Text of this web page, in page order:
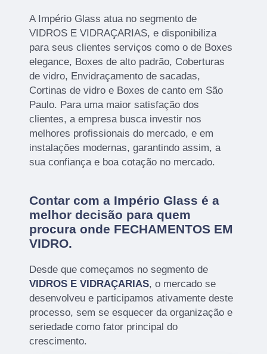
A Império Glass atua no segmento de
VIDROS E VIDRAÇARIAS, e disponibiliza
para seus clientes serviços como o de Boxes
elegance, Boxes de alto padrão, Coberturas
de vidro, Envidraçamento de sacadas,
Cortinas de vidro e Boxes de canto em São
Paulo. Para uma maior satisfação dos
clientes, a empresa busca investir nos
melhores profissionais do mercado, e em
instalações modernas, garantindo assim, a
sua confiança e boa cotação no mercado.
Contar com a Império Glass é a
melhor decisão para quem
procura onde FECHAMENTOS EM
VIDRO.
Desde que começamos no segmento de
VIDROS E VIDRAÇARIAS, o mercado se
desenvolveu e participamos ativamente deste
processo, sem se esquecer da organização e
seriedade como fator principal do
crescimento.